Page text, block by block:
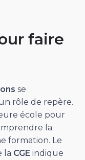
faire
se
rôle de repère.
école pour
la
formation. Le
la CGE indique